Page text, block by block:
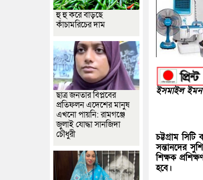
ইসমাইল ইমন
চট্টগ্রাম
সন্তানদের
শিক্ষক
হবে।
হু হু করে বাড়ছে
কাঁচামরিচের দাম
ছাত্র জনতার বিপ্লবের
প্রতিফলন এদেশের মানুষ
এখনো পায়নি: রামগঞ্জে
জুলাই যোদ্ধা সানজিদা
চৌধুরী